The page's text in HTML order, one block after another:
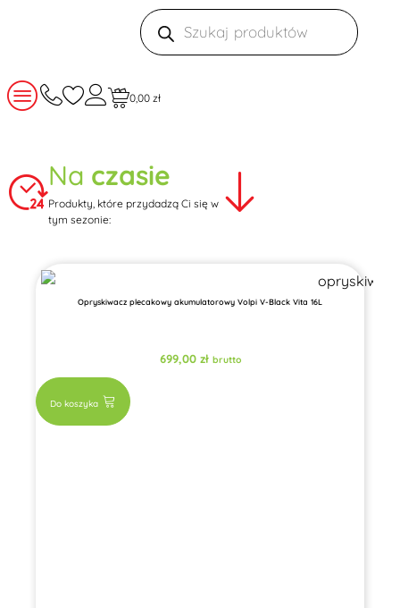
0,00 zł
Na czasie
Produkty, które przydadzą Ci się w
tym sezonie:
Opryskiwacz plecakowy akumulatorowy Volpi V-Black Vita 16L
699,00 zł brutto
Do koszyka